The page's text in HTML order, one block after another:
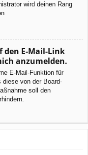
wird deinen Rang
den E-Mail-Link
anzumelden.
E-Mail-Funktion für
diese von der Board-
soll den